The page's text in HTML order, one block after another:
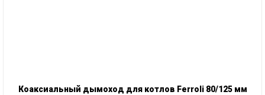
Коаксиальный дымоход для котлов Ferroli 80/125 мм